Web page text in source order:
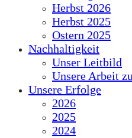
Herbst 2026
Herbst 2025
Ostern 2025
Nachhaltigkeit
Unser Leitbild
Unsere Arbeit
Unsere Erfolge
2026
2025
2024